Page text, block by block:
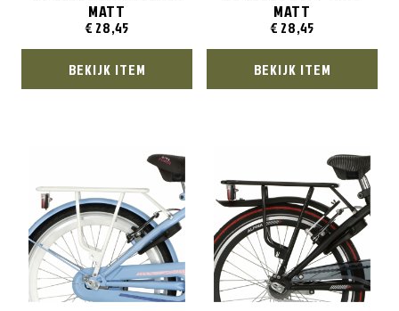
MATT
€ 28,45
BEKIJK ITEM
MATT
€ 28,45
BEKIJK ITEM